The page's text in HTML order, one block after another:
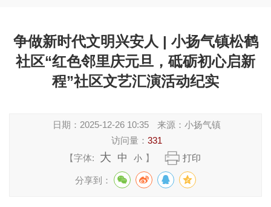
争做新时代文明兴安人 | 小扬气镇松鹤
社区“红色邻里庆元旦，砥砺初心启新
程”社区文艺汇演活动纪实
日期： 2025-12-26 10:35 来源： 小扬气镇
访问量： 331
【字体:
大 中 小 】 打印
分享到：